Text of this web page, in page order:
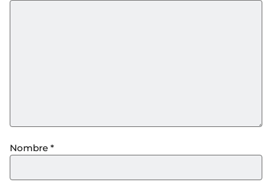
Nombre *